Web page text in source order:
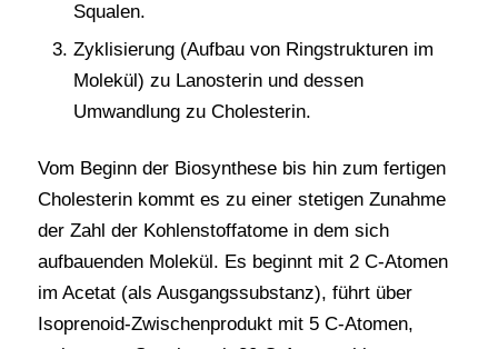
Squalen.
Zyklisierung (Aufbau von Ringstrukturen im
Molekül) zu Lanosterin und dessen
Umwandlung zu Cholesterin.
Vom Beginn der Biosynthese bis hin zum fertigen
Cholesterin kommt es zu einer stetigen Zunahme
der Zahl der Kohlenstoffatome in dem sich
aufbauenden Molekül. Es beginnt mit 2 C-Atomen
im Acetat (als Ausgangssubstanz), führt über
Isoprenoid-Zwischenprodukt mit 5 C-Atomen,